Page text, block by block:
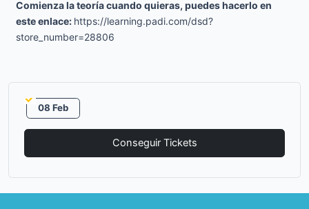
Comienza la teoría cuando quieras, puedes hacerlo en
este enlace: https://learning.padi.com/dsd?
store_number=28806
08 Feb
Conseguir Tickets